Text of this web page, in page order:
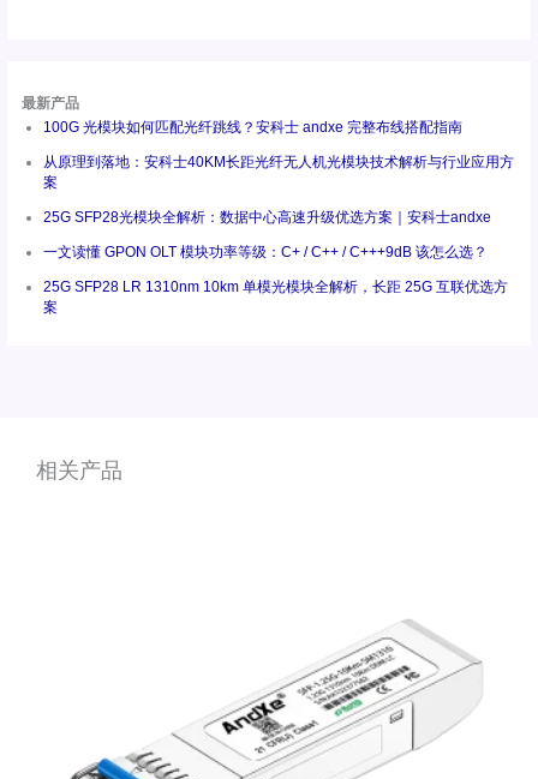
最新产品
100G 光模块如何匹配光纤跳线？安科士 andxe 完整布线搭配指南
从原理到落地：安科士40KM长距光纤无人机光模块技术解析与行业应用方
案
25G SFP28光模块全解析：数据中心高速升级优选方案｜安科士andxe
一文读懂 GPON OLT 模块功率等级：C+ / C++ / C+++9dB 该怎么选？
25G SFP28 LR 1310nm 10km 单模光模块全解析，长距 25G 互联优选方
案
相关产品